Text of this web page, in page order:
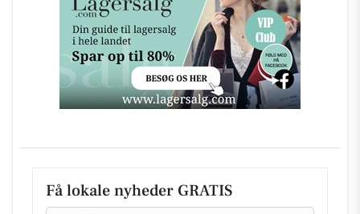
Få lokale nyheder GRATIS